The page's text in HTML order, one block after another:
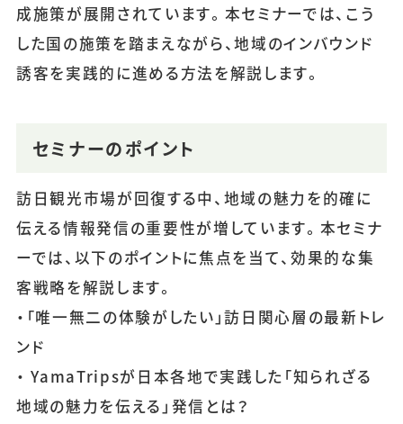
成施策が展開されています。本セミナーでは、こう
した国の施策を踏まえながら、地域のインバウンド
誘客を実践的に進める方法を解説します。
セミナーのポイント
訪日観光市場が回復する中、地域の魅力を的確に
伝える情報発信の重要性が増しています。本セミナ
ーでは、以下のポイントに焦点を当て、効果的な集
客戦略を解説します。
・「唯一無二の体験がしたい」訪日関心層の最新トレ
ンド
・ YamaTripsが日本各地で実践した「知られざる
地域の魅力を伝える」発信とは？